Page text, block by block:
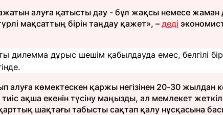
алуға қатысты дау - бұл жақсы немесе жаман
мақсаттың бірін таңдау қажет», – деді
дилемма дұрыс шешім қабылдауда емес, белгілі бір
алуға көмектескен қаржы негізінен 20-30 жылдан
ақша екенін түсіну маңызды, ал мемлекет
шақтағы табысты сақтап қалу нұсқасына